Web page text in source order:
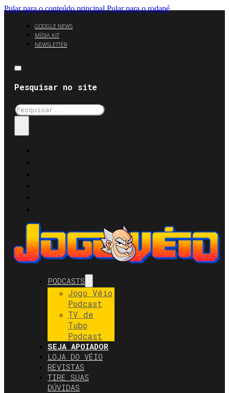
Pular para o conteúdo principal Pular para o rodapé
GOOGLE NEWS
MÍDIA KIT
NEWSLETTER
Pesquisar no site
Pesquisar
PODCASTS
Jogo Véio
Podcast
TV de
Tubo
Podcast
SEJA APOIADOR
LOJA DO VÉIO
REVISTAS
TIRE SUAS
DÚVIDAS